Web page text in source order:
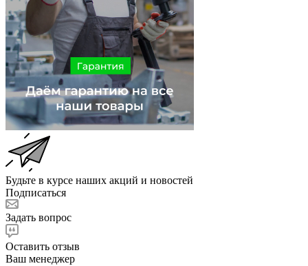
Будьте в курсе наших акций и новостей
Подписаться
Задать вопрос
Оставить отзыв
Ваш менеджер